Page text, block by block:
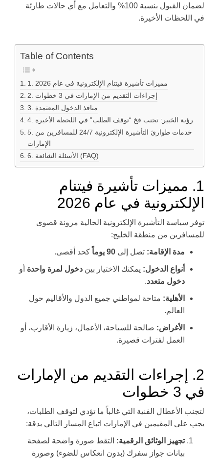
لضمان القبول بنسبة 100% والتعامل مع أي حالات طارئة
في اللحظات الأخيرة.
Table of Contents
1. مميزات تأشيرة فيتنام الإلكترونية في عام 2026
2. إجراءات التقديم من الإمارات في 3 خطوات
3. منافذ الدخول المعتمدة
4. رؤية الخبير: تجنب فخ “توقف الطلب” في اللحظة الأخيرة
5. خدمات طوارئ التأشيرة الإلكترونية 24/7 للمسافرين من
الإمارات
6. الأسئلة الشائعة (FAQ)
1. مميزات تأشيرة فيتنام
الإلكترونية في عام 2026
توفر سياسة التأشيرة الإلكترونية الحالية مرونة قصوى
للمسافرين من منطقة الخليج:
مدة الإقامة: تصل إلى 90 يوماً كحد أقصى.
أنواع الدخول: يمكنك الاختيار بين دخول لمرة واحدة أو
دخول متعدد.
الأهلية: متاحة لمواطني جميع الدول والأقاليم حول
العالم.
الأغراض: صالحة للسياحة، الأعمال، زيارة الأقارب، أو
العمل لفترات قصيرة.
2. إجراءات التقديم من الإمارات
في 3 خطوات
لتجنب الأعطال الفنية التي غالباً ما تؤدي لتوقف الطلبات،
يجب على المقيمين في الإمارات اتباع المسار التالي بدقة:
تجهيز الوثائق الرقمية: التقط صورة واضحة لصفحة
بيانات جواز سفرك (بدون انعكاس للضوء) وصورة